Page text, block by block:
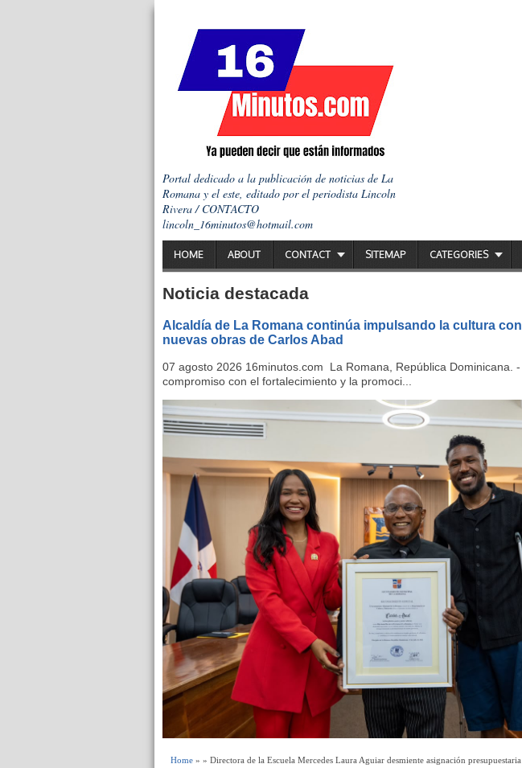
Portal dedicado a la publicación de noticias de La
Romana y el este, editado por el periodista Lincoln
Rivera / CONTACTO
lincoln_16minutos@hotmail.com
HOME ABOUT CONTACT SITEMAP CATEGORIES
Noticia destacada
Alcaldía de La Romana continúa impulsando la cultura
nuevas obras de Carlos Abad
07 agosto 2026 16minutos.com La Romana, República Dominicana.
compromiso con el fortalecimiento y la promoci...
Home » » Directora de la Escuela Mercedes Laura Aguiar desmiente asignación presupuestaria